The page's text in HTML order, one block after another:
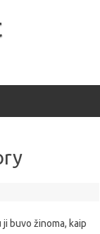
ji buvo žinoma, kaip